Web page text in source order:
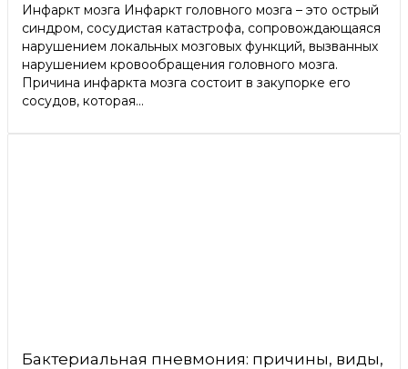
Инфаркт мозга Инфаркт головного мозга – это острый
синдром, сосудистая катастрофа, сопровождающаяся
нарушением локальных мозговых функций, вызванных
нарушением кровообращения головного мозга.
Причина инфаркта мозга состоит в закупорке его
сосудов, которая...
Бактериальная пневмония: причины, виды,